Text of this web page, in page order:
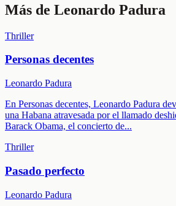
Más de Leonardo Padura
Thriller
Personas decentes
Leonardo Padura
En Personas decentes, Leonardo Padura
una Habana atravesada por el llamado
Barack Obama, el concierto de...
Thriller
Pasado perfecto
Leonardo Padura